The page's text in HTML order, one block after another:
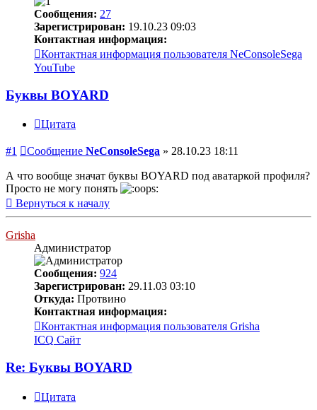
Сообщения: 27
Зарегистрирован: 19.10.23 09:03
Контактная информация:
Контактная информация пользователя NeConsoleSega
YouTube
Буквы BOYARD
Цитата
#1 Сообщение NeConsoleSega » 28.10.23 18:11
А что вообще значат буквы BOYARD под аватаркой профиля?
Просто не могу понять
Вернуться к началу
Grisha
Администратор
Сообщения: 924
Зарегистрирован: 29.11.03 03:10
Откуда: Протвино
Контактная информация:
Контактная информация пользователя Grisha
ICQ Сайт
Re: Буквы BOYARD
Цитата